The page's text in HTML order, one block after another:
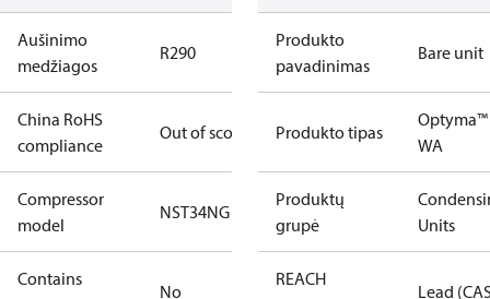
Aušinimo
medžiagos
R290
China RoHS
compliance
Out of scope
Compressor
model
NST34NG​
Contains
No
Produkto
pavadinimas
Bare unit
Produkto tipas
Optyma™
WA
Produktų
grupė
Units
REACH
Lead